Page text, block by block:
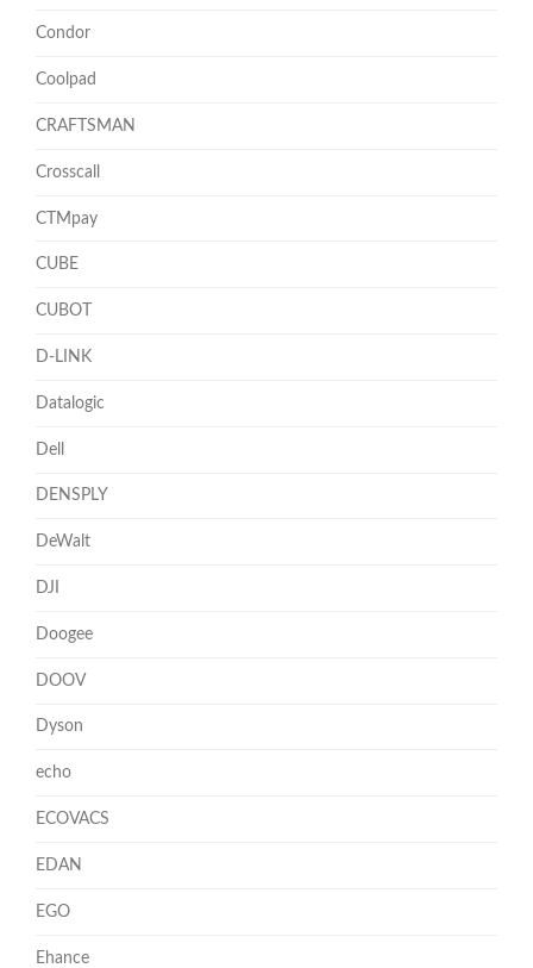
Condor
Coolpad
CRAFTSMAN
Crosscall
CTMpay
CUBE
CUBOT
D-LINK
Datalogic
Dell
DENSPLY
DeWalt
DJI
Doogee
DOOV
Dyson
echo
ECOVACS
EDAN
EGO
Ehance